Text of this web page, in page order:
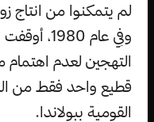
وفِي عام
التهجين لعدم اهتمام
قطيع واحد فقط من
القومية ببولاندا.